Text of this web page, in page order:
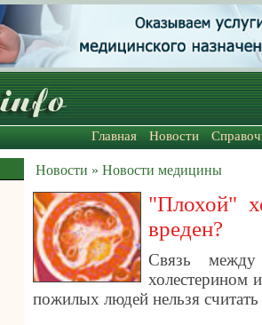
Главная Новости
Новости » Новости медицины
"Плохой"
вреден?
Связь
холестерином
пожилых людей нельзя